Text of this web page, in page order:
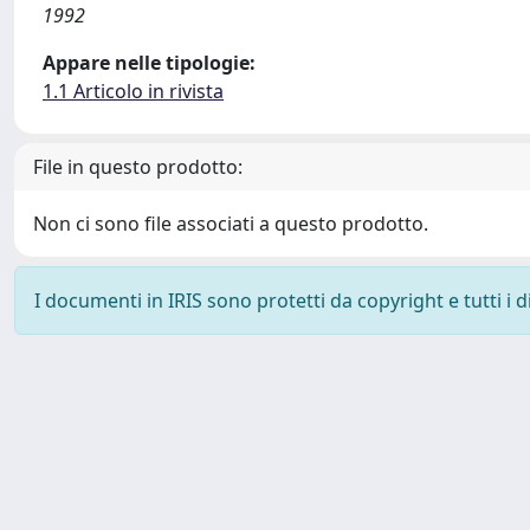
1992
Appare nelle tipologie:
1.1 Articolo in rivista
File in questo prodotto:
Non ci sono file associati a questo prodotto.
I documenti in IRIS sono protetti da copyright e tutti i